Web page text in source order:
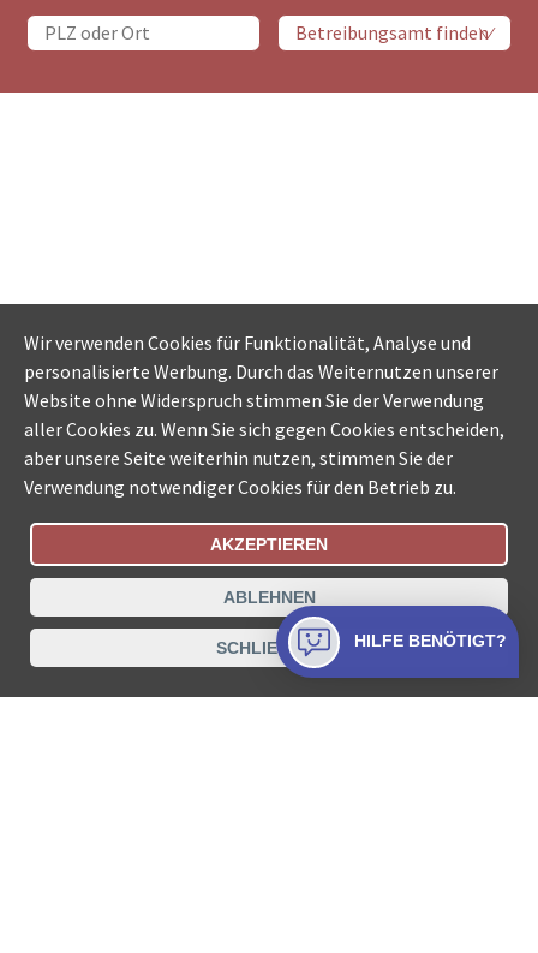
Bestellungsstatus Ämtersuche der Schweiz
Datenschutz Impressum Nutzungsbestimmungen
Kontakt
Wir verwenden Cookies für Funktionalität, Analyse und
personalisierte Werbung. Durch das Weiternutzen unserer
Website ohne Widerspruch stimmen Sie der Verwendung
aller Cookies zu. Wenn Sie sich gegen Cookies entscheiden,
aber unsere Seite weiterhin nutzen, stimmen Sie der
Verwendung notwendiger Cookies für den Betrieb zu.
AKZEPTIEREN
ABLEHNEN
SCHLIESSEN HILFE BENÖTIGT?